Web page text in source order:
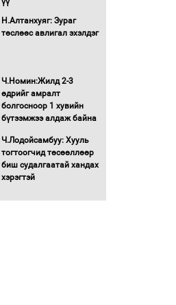
Хөшөө бүтсэн түүхийг
Хөвсгөл нуурын лусыг
тахих төрийн тахилгын
ёслол боллоо
“Хар жагсаалт”-ын
асуудлыг цэгцлэх
чиглэлээр
Монголбанкны
хугацаатай үүрэг өглөө
Н.Алтанхуяг: Зураг
төслөөс авлигал эхэлдэг
Ч.Номин:Жилд 2-3
өдрийг амралт
болгосноор 1 хувийн
бүтээмжээ алдаж байна
Ч.Лодойсамбуу: Хууль
тогтоогчид төсөөллөөр
биш судалгаатай хандах
хэрэгтэй